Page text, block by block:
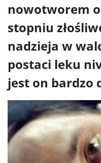
nowotworem
stopniu
nadzieja w
postaci leku
jest on bardzo